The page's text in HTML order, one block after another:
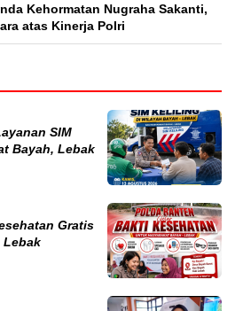
Kehormatan Nugraha Sakanti,
atas Kinerja Polri
SIM
Bayah, Lebak
Gratis
Lebak